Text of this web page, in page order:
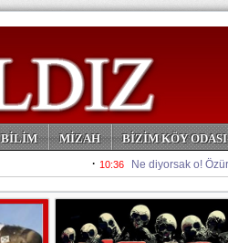
BİLİM MİZAH
BİZİM KÖY ODASI